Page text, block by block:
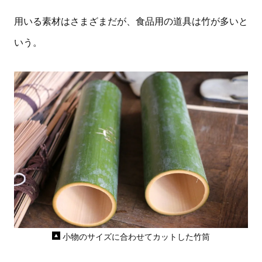
用いる素材はさまざまだが、食品用の道具は竹が多いと
いう。
小物のサイズに合わせてカットした竹筒